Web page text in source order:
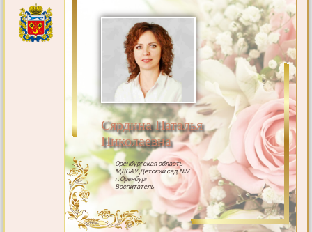
Сярдина Наталья
Николаевна
Оренбургская область
МДОАУ Детский сад №7
г.Оренбург
Воспитатель